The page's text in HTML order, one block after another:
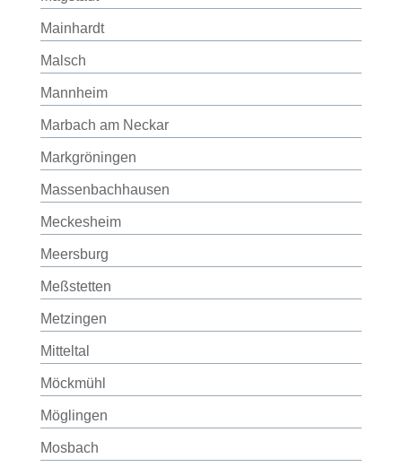
Mainhardt
Malsch
Mannheim
Marbach am Neckar
Markgröningen
Massenbachhausen
Meckesheim
Meersburg
Meßstetten
Metzingen
Mitteltal
Möckmühl
Möglingen
Mosbach